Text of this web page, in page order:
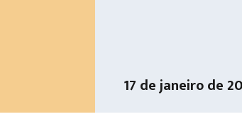
17 de janeiro de